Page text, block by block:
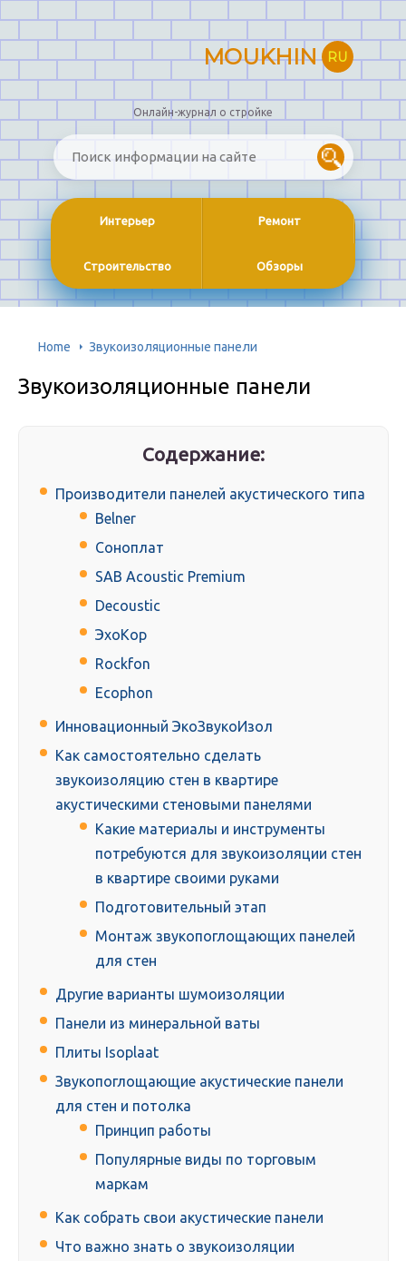
MOUKHIN RU
Онлайн-журнал о стройке
Интерьер Ремонт
Строительство Обзоры
Home Звукоизоляционные панели
Звукоизоляционные панели
Содержание:
Производители панелей акустического типа
Belner
Соноплат
SAB Acoustic Premium
Decoustic
ЭхоКор
Rockfon
Ecophon
Инновационный ЭкоЗвукоИзол
Как самостоятельно сделать
звукоизоляцию стен в квартире
акустическими стеновыми панелями
Какие материалы и инструменты
потребуются для звукоизоляции стен
в квартире своими руками
Подготовительный этап
Монтаж звукопоглощающих панелей
для стен
Другие варианты шумоизоляции
Панели из минеральной ваты
Плиты Isoplaat
Звукопоглощающие акустические панели
для стен и потолка
Принцип работы
Популярные виды по торговым
маркам
Как собрать свои акустические панели
Что важно знать о звукоизоляции